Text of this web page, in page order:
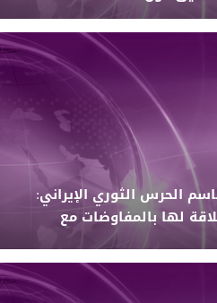
الحرس الثوري الإيراني:
لها بالمفاوضات مع